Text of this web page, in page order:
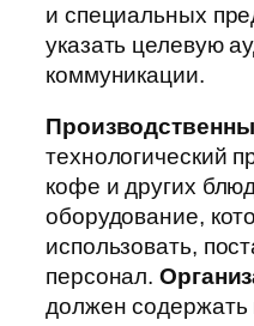
и специальных
указать целевую
коммуникации.
технологический
кофе и других
оборудование,
использовать,
персонал.
должен